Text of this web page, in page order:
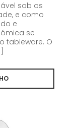
sob os
e como
e
se
tableware. O